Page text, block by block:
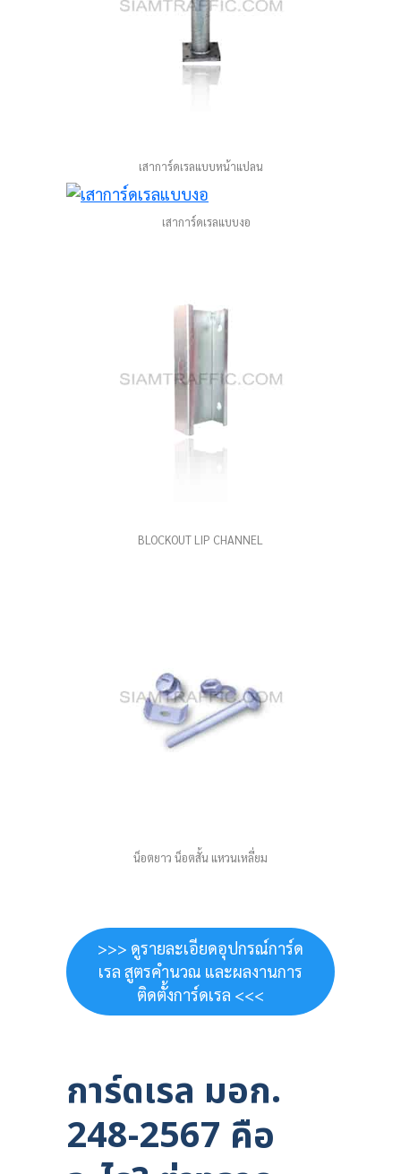
เสาการ์ดเรลแบบหน้าแปลน
เสาการ์ดเรลแบบงอ
BLOCKOUT LIP CHANNEL
น็อตยาว น็อตสั้น แหวนเหลี่ยม
>>> ดูรายละเอียดอุปกรณ์การ์ด
เรล สูตรคำนวณ และผลงานการ
ติดตั้งการ์ดเรล <<<
การ์ดเรล มอก.
248-2567 คือ